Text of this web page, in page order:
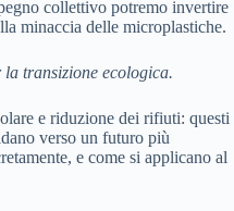
collettivo potremo invertire
minaccia delle microplastiche.
la transizione ecologica.
e riduzione dei rifiuti: questi
verso un futuro più
e come si applicano al